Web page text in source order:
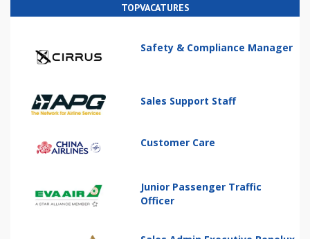
TOPVACATURES
Safety & Compliance Manager
Sales Support Staff
Customer Care
Junior Passenger Traffic
Officer